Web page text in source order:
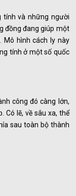
tính và những người
đồng đang giúp một
Mô hình cách ly này
tính ở một số quốc
công đó càng lớn,
Có lẽ, về sâu xa, thể
sau toàn bộ thành